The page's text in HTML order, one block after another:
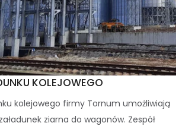
KOLEJOWEGO
kolejowego firmy Tornum umożliwiają
ziarna do wagonów. Zespół